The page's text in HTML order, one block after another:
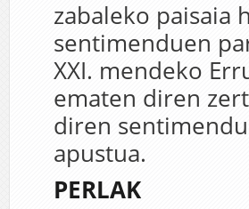
zabaleko paisaia
sentimenduen
XXI. mendeko
ematen diren
diren
apustua.
PERLAK